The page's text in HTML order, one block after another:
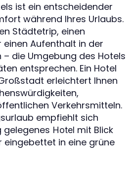
ist ein entscheidender
während Ihres Urlaubs.
Städtetrip, einen
Aufenthalt in der
die Umgebung des Hotels
entsprechen. Ein Hotel
erleichtert Ihnen
Verkehrsmitteln.
empfiehlt sich
gelegenes Hotel mit Blick
eingebettet in eine grüne